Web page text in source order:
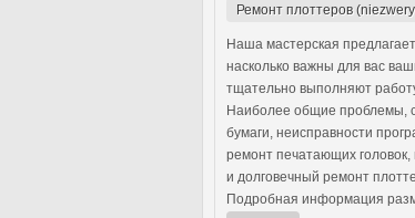
Ремонт плоттеров
Наша мастерская
насколько важны для вас
тщательно выполняют
Наиболее общие проблемы,
бумаги, неисправности
ремонт печатающих
и долговечный ремонт
Подробная информация